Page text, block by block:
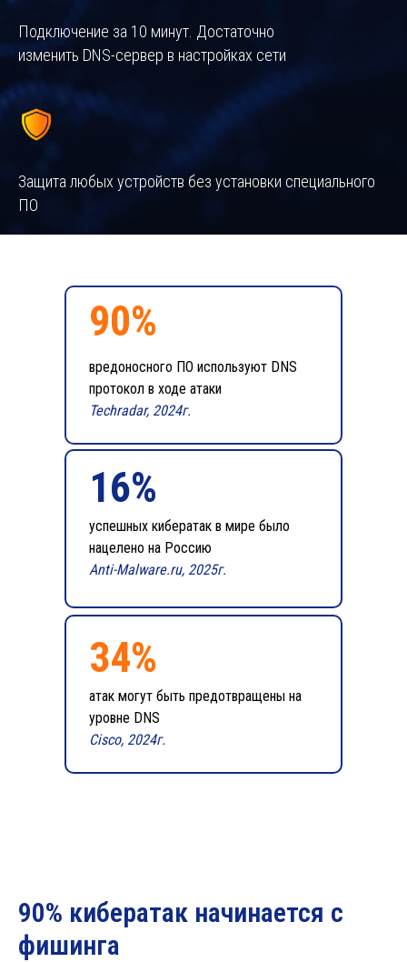
Подключение за 10 минут. Достаточно
изменить DNS-сервер в настройках сети
Защита любых устройств без установки специального
ПО
90%
16%
34%
вредоносного ПО используют DNS
протокол в ходе атаки
Techradar, 2024г.
атак могут быть предотвращены на
уровне DNS
Cisco, 2024г.
успешных кибератак в мире было
нацелено на Россию
Anti-Malware.ru, 2025г.
90% кибератак начинается с
фишинга